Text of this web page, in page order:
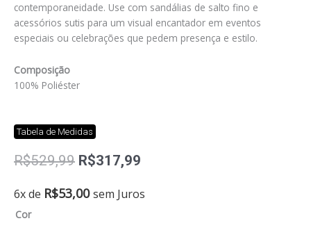
contemporaneidade. Use com sandálias de salto fino e
acessórios sutis para um visual encantador em eventos
especiais ou celebrações que pedem presença e estilo.
Composição
100% Poliéster
Tabela de Medidas
R$529,99 O
original
R$317,99
atual
6x de R$53,00 sem Juros
Cor
Vestido
orquidea